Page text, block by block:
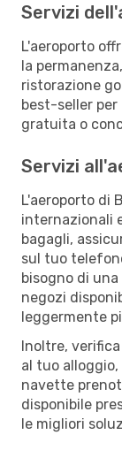
Servizi
L'aeroporto
la
ristorazione
best-seller per
gratuita o
Servizi
L'aeroporto di
internazionali
bagagli,
sul tuo
bisogno di
negozi
leggermente
Inoltre,
al tuo
navette
disponibile
le migliori